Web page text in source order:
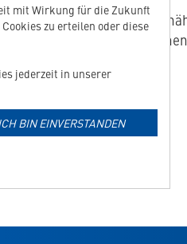
im Bereich
Glossar
O Glossar
P Glossar
R
Allergie
mit Wirkung für die Zukunft
zu erteilen oder diese
jederzeit in unserer
BIN EINVERSTANDEN